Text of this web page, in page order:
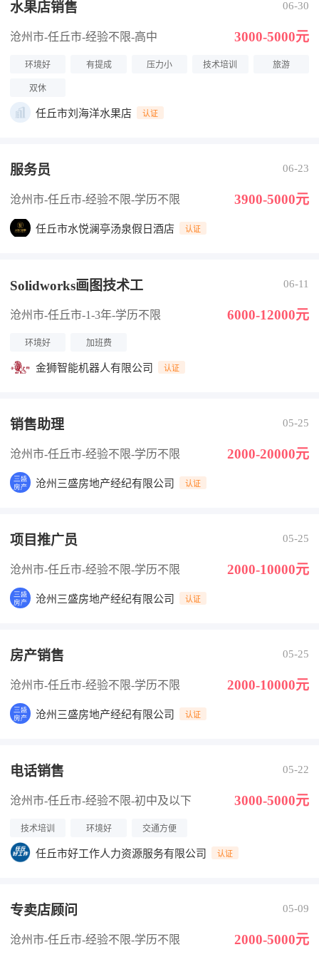
水果店销售 06-30
沧州市-任丘市-经验不限-高中 3000-5000元
环境好 有提成 压力小 技术培训 旅游
双休
任丘市刘海洋水果店 认证
服务员 06-23
沧州市-任丘市-经验不限-学历不限 3900-5000元
任丘市水悦澜亭汤泉假日酒店 认证
Solidworks画图技术工 06-11
沧州市-任丘市-1-3年-学历不限 6000-12000元
环境好 加班费
金狮智能机器人有限公司 认证
销售助理 05-25
沧州市-任丘市-经验不限-学历不限 2000-20000元
沧州三盛房地产经纪有限公司 认证
项目推广员 05-25
沧州市-任丘市-经验不限-学历不限 2000-10000元
沧州三盛房地产经纪有限公司 认证
房产销售 05-25
沧州市-任丘市-经验不限-学历不限 2000-10000元
沧州三盛房地产经纪有限公司 认证
电话销售 05-22
沧州市-任丘市-经验不限-初中及以下 3000-5000元
技术培训 环境好 交通方便
任丘市好工作人力资源服务有限公司 认证
专卖店顾问 05-09
沧州市-任丘市-经验不限-学历不限 2000-5000元